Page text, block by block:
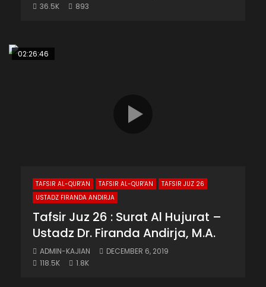
36.5K
893
02:26:46
TAFSIR AL-QUR'AN TAFSIR AL-QUR'AN
TAFSIR JUZ 26
USTADZ FIRANDA ANDIRJA
Tafsir Juz 26 : Surat Al Hujurat –
Ustadz Dr. Firanda Andirja, M.A.
ADMIN-KAJIAN
DECEMBER 6, 2019
118.5K
1.8K